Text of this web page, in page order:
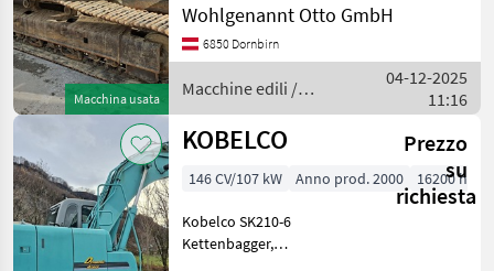
Macchina usata
Schnellwechsler Macchine
edili Escavatori cingolati
Wohlgenannt Otto GmbH
6850 Dornbirn
Macchine edili /
Kobelco
04-12-2025
11:16
KOBELCO
Prezzo
su
richiesta
146 CV/107 kW Anno prod. 2000 16200 h
Kobelco SK210-6
Kettenbagger,